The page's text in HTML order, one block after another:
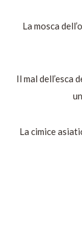
La mosca
Il mal dell’esca
La cimice